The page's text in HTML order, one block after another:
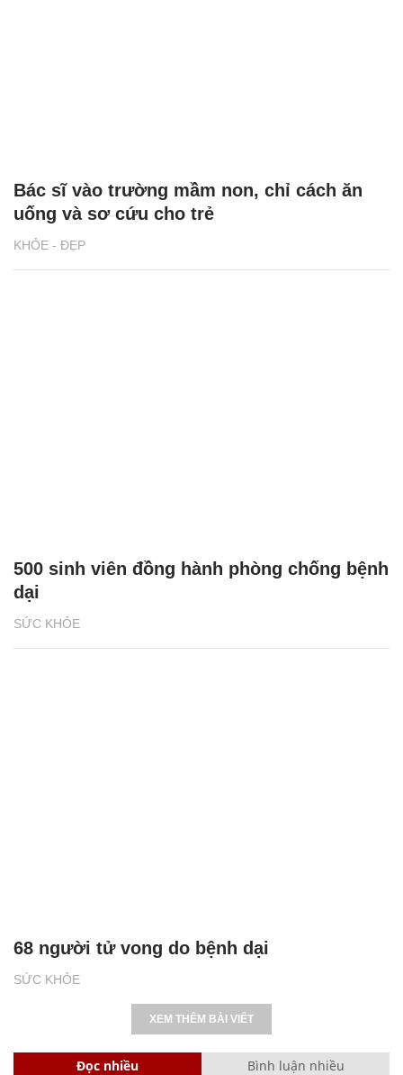
KHỎE - ĐẸP
Bác sĩ vào trường mầm non, chỉ cách ăn
uống và sơ cứu cho trẻ
SỨC KHỎE
500 sinh viên đồng hành phòng chống bệnh
dại
SỨC KHỎE
68 người tử vong do bệnh dại
XEM THÊM BÀI VIẾT
Đọc nhiều Bình luận nhiều